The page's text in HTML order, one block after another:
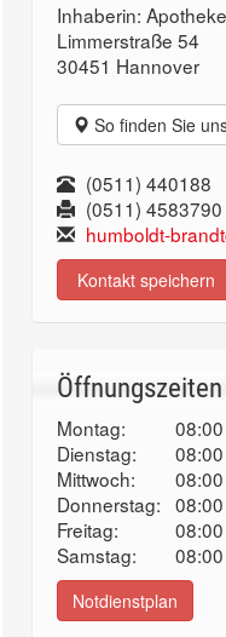
Inhaberin:
Limmerstraße 54
30451 Hannover
So finden Sie
(0511) 440188
(0511) 4583790
humboldt-
Kontakt speichern
Öffnungszeiten
Montag:
Dienstag:
Mittwoch:
Donnerstag:
Freitag:
Samstag:
Notdienstplan